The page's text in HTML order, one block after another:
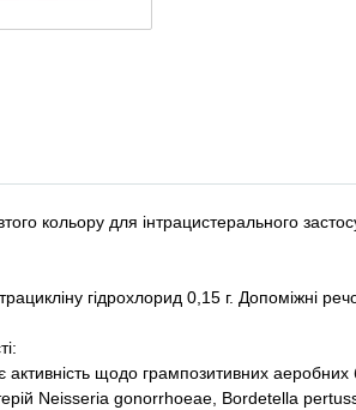
кольору для інтрацистерального
гідрохлорид 0,15 г. Допоміжні
активність щодо грампозитивних
Neisseria gonorrhoeae, Bordetella